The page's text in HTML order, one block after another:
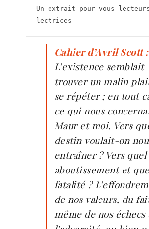
Un extrait pour vous
lectrices
Cahier d’Avril Scott :
L’existence semblait
trouver un malin
se répéter ; en tout
ce qui nous
Maur et moi. Vers
destin voulait-on
entraîner ? Vers quel
aboutissement et
fatalité ?
de nos valeurs, du
même de nos échecs